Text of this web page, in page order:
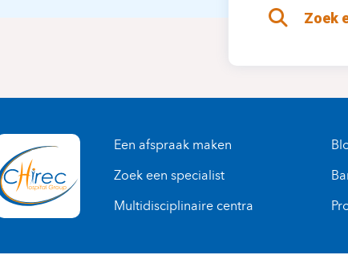
Zoek
Een afspraak maken
Zoek een specialist
Multidisciplinaire centra